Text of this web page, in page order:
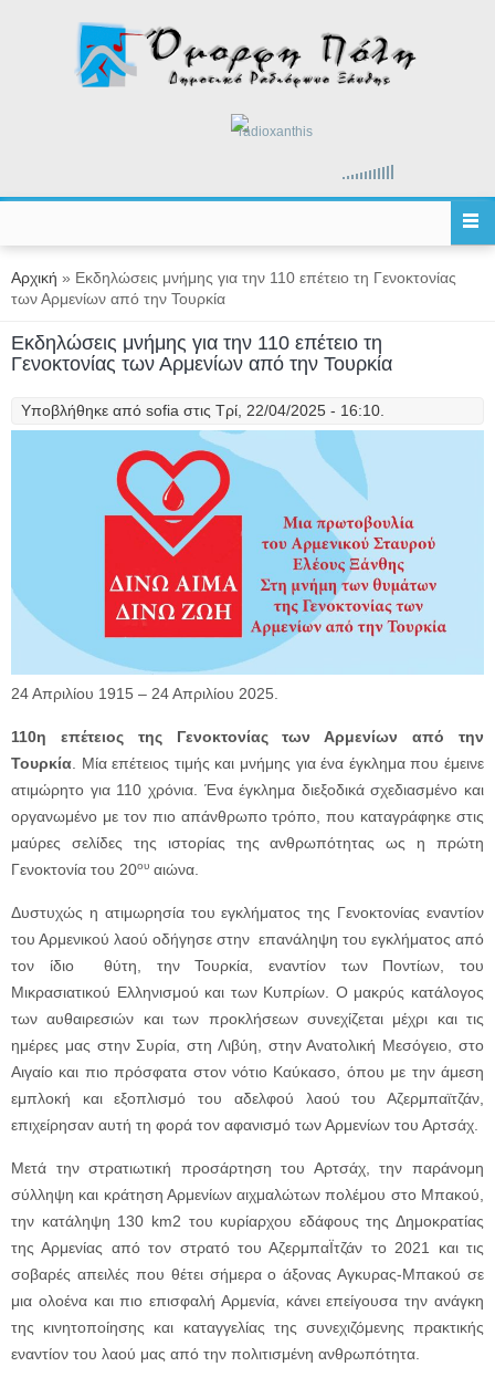
radioxanthis
Είστε εδώ
Αρχική » Εκδηλώσεις μνήμης για την 110 επέτειο τη Γενοκτονίας
των Αρμενίων από την Τουρκία
Εκδηλώσεις μνήμης για την 110 επέτειο τη
Γενοκτονίας των Αρμενίων από την Τουρκία
Υποβλήθηκε από sofia στις Τρί, 22/04/2025 - 16:10.
24 Απριλίου 1915 – 24 Απριλίου 2025.
110η επέτειος της Γενοκτονίας των Αρμενίων από την
Τουρκία . Μία επέτειος τιμής και μνήμης για ένα έγκλημα που έμεινε
ατιμώρητο για 110 χρόνια. Ένα έγκλημα διεξοδικά σχεδιασμένο και
οργανωμένο με τον πιο απάνθρωπο τρόπο, που καταγράφηκε στις
μαύρες σελίδες της ιστορίας της ανθρωπότητας ως η πρώτη
Γενοκτονία του 20ου αιώνα.
Δυστυχώς η ατιμωρησία του εγκλήματος της Γενοκτονίας εναντίον
του Αρμενικού λαού οδήγησε στην επανάληψη του εγκλήματος από
τον ίδιο θύτη, την Τουρκία, εναντίον των Ποντίων, του
Μικρασιατικού Ελληνισμού και των Κυπρίων. Ο μακρύς κατάλογος
των αυθαιρεσιών και των προκλήσεων συνεχίζεται μέχρι και τις
ημέρες μας στην Συρία, στη Λιβύη, στην Ανατολική Μεσόγειο, στο
Αιγαίο και πιο πρόσφατα στον νότιο Καύκασο, όπου με την άμεση
εμπλοκή και εξοπλισμό του αδελφού λαού του Αζερμπαϊτζάν,
επιχείρησαν αυτή τη φορά τον αφανισμό των Αρμενίων του Αρτσάχ.
Μετά την στρατιωτική προσάρτηση του Αρτσάχ, την παράνομη
σύλληψη και κράτηση Αρμενίων αιχμαλώτων πολέμου στο Μπακού,
την κατάληψη 130 km2 του κυρίαρχου εδάφους της Δημοκρατίας
της Αρμενίας από τον στρατό του ΑζερμπαΪτζάν το 2021 και τις
σοβαρές απειλές που θέτει σήμερα ο άξονας Αγκυρας-Μπακού σε
μια ολοένα και πιο επισφαλή Αρμενία, κάνει επείγουσα την ανάγκη
της κινητοποίησης και καταγγελίας της συνεχιζόμενης πρακτικής
εναντίον του λαού μας από την πολιτισμένη ανθρωπότητα.